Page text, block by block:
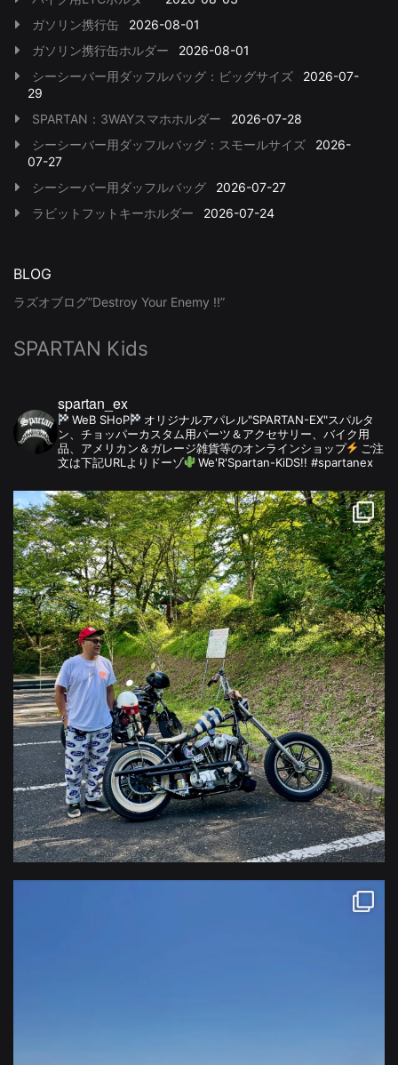
ガソリン携行缶
2026-08-01
ガソリン携行缶ホルダー
2026-08-01
シーシーバー用ダッフルバッグ：ビッグサイズ
2026-07-
29
SPARTAN：3WAYスマホホルダー
2026-07-28
シーシーバー用ダッフルバッグ：スモールサイズ
2026-
07-27
シーシーバー用ダッフルバッグ
2026-07-27
ラビットフットキーホルダー
2026-07-24
BLOG
ラズオブログ”Destroy Your Enemy !!”
SPARTAN Kids
spartan_ex
WeB SHoP
オリジナルアパレル"SPARTAN-EX"スパルタ
ン、チョッパーカスタム用パーツ＆アクセサリー、バイク用
品、アメリカン＆ガレージ雑貨等のオンラインショップ
ご注
文は下記URLよりドーゾ
We'R'Spartan-KiDS!! #spartanex